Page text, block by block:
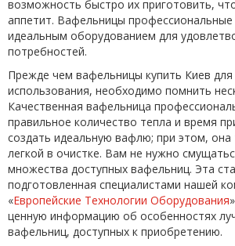
возможность быстро их приготовить,
аппетит. Вафельницы
идеальным оборудованием для
потребностей.
Прежде чем вафельницы купить Киев
использования, необходимо помнить
Качественная вафельница
правильное количество тепла и время
создать идеальную вафлю; при этом,
легкой в очистке. Вам не нужно
множества доступных вафельниц. Эта
подготовленная специалистами нашей
«Европейские Технологии Оборудования
ценную информацию об особенностях
вафельниц, доступных к приобретению.